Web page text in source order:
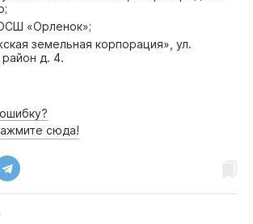
«Орленок»;
земельная корпорация», ул.
район д. 4.
сюда!